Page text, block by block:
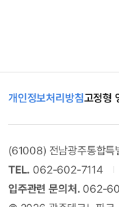
개인정보처리방침고정형
(61008) 전남광주통합
TEL. 062-602-7114
입주관련 문의처. 062-